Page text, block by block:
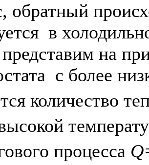
обратный
в
на
с более
количество
процесса Q